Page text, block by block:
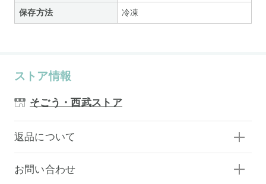
保存方法 冷凍
ストア情報
そごう・西武ストア
返品について
お問い合わせ